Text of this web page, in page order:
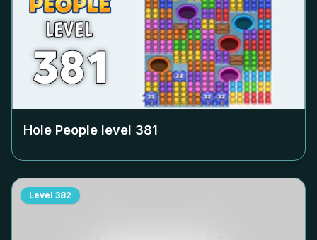
Hole People level 381
Level 382